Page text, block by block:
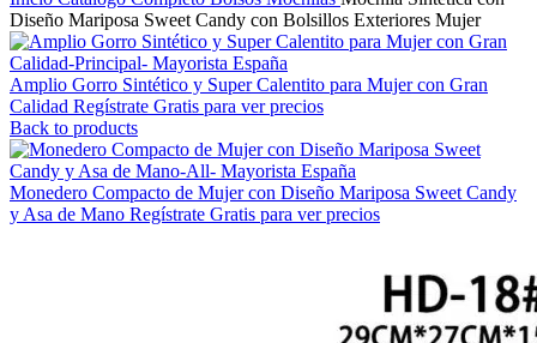
Diseño Mariposa Sweet Candy con Bolsillos Exteriores Mujer
Amplio Gorro Sintético y Super Calentito para Mujer con Gran
Calidad Regístrate Gratis para ver precios
Back to products
Monedero Compacto de Mujer con Diseño Mariposa Sweet Candy
y Asa de Mano Regístrate Gratis para ver precios